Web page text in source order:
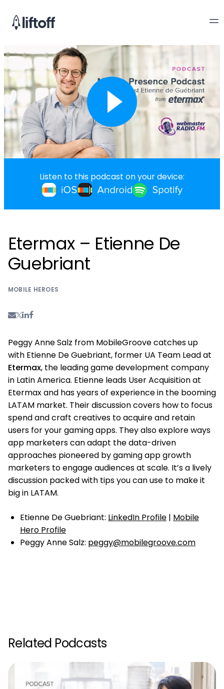
Listen to this podcast on your device:
Etermax – Etienne De
Guebriant
MOBILE HEROES
Peggy Anne Salz from MobileGroove catches up
with Etienne De Guebriant, former UA Team Lead at
Etermax, the leading game development company
in Latin America. Etienne leads User Acquisition at
Etermax and has years of experience in the booming
LATAM market. Their discussion covers how to focus
spend and craft creatives to acquire and retain
users for your gaming apps. They also explore ways
app marketers can adapt the data-driven
approaches pioneered by gaming app growth
marketers to engage audiences at scale. It’s a lively
discussion packed with tips you can use to make it
big in LATAM.
Etienne De Guebriant: LinkedIn Profile | Mobile
Hero Profile
Peggy Anne Salz: peggy@mobilegroove.com
Related Podcasts